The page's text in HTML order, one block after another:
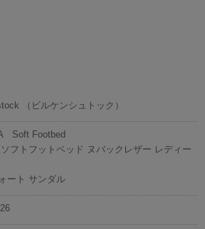
（ビルケンシュトック）
Soft Footbed
フトフットベッド ヌバックレザー レディー
ート サンダル